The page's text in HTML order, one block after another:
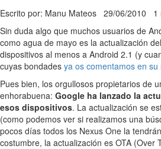
Escrito por: Manu Mateos 29/06/2010 1
Sin duda algo que muchos usuarios de
como agua de mayo es la actualización
dispositivos al menos a Android 2.1 (y
cuyas bondades ya os comentamos en su
Pues bien, los orgullosos propietarios de
enhorabuena: Google ha lanzado la
esos dispositivos. La actualización se
(como podemos ver si realizamos una
pocos días todos los Nexus One la
costumbre, la actualización es OTA (Over